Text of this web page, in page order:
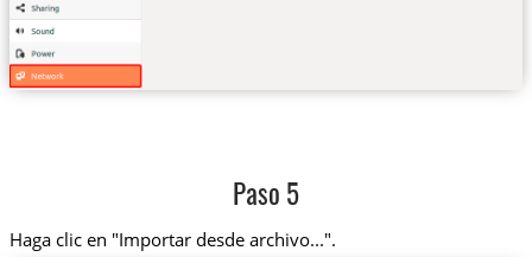
Paso 5
Haga clic en "Importar desde archivo...".